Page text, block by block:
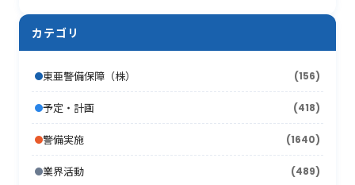
2014年1月
2013年2月
2013年1月 (7)
2012年4月 (12)
2012年2月 (11)
2012年1月 (10)
2011年5月 (11)
2011年4月 (12)
2011年3月 (13)
2011年1月 (12)
2010年6月
2010年4月 (15)
2010年3月 (18)
2010年2月 (7)
2009年7月
2009年5月 (16)
2009年3月 (22)
2008年8月
2008年7月 (15)
2008年6月 (10)
2008年5月 (21)
2008年4月 (11)
2007年9月
2007年8月 (22)
2007年7月 (21)
2007年6月 (17)
2007年5月 (24)
2006年11月 (20)
2006年9月 (44)
2006年8月 (26)
2006年7月 (22)
2006年6月 (26)
2005年12月 (19)
2005年11月 (24)
2005年10月 (13)
2005年8月 (14)
カテゴリ
東亜警備保障（株） (156)
予定・計画 (418)
警備実施 (1640)
業界活動 (489)